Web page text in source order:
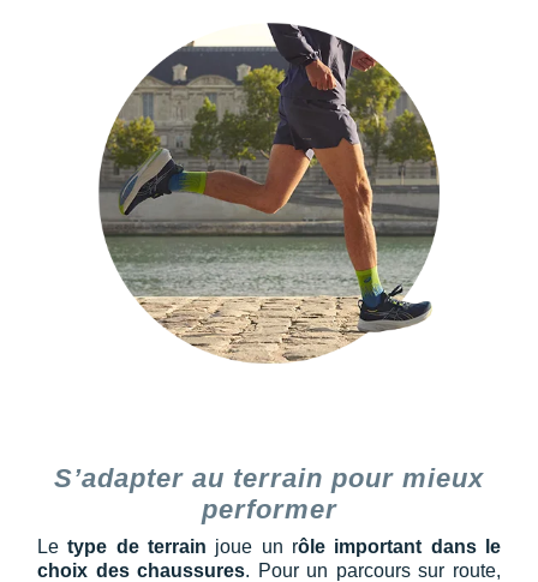
S’adapter au terrain pour mieux
performer
Letype de terrain joue un rôle important dans le
choix des chaussures. Pour un parcours sur route,